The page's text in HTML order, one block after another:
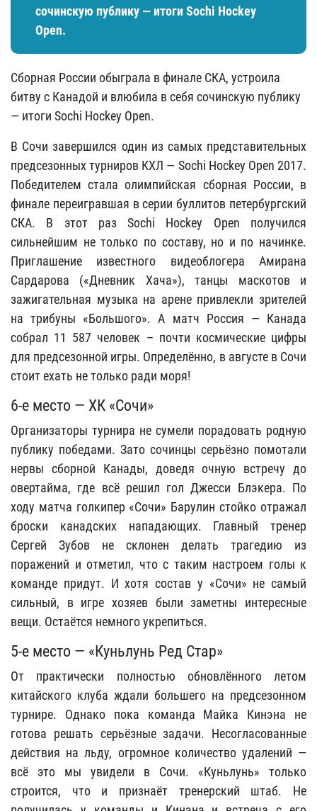
сочинскую публику — итоги Sochi Hockey
Open.
Сборная России обыграла в финале СКА, устроила
битву с Канадой и влюбила в себя сочинскую публику
— итоги Sochi Hockey Open.
В Сочи завершился один из самых представительных
предсезонных турниров КХЛ — Sochi Hockey Open 2017.
Победителем стала олимпийская сборная России, в
финале переигравшая в серии буллитов петербургский
СКА. В этот раз Sochi Hockey Open получился
сильнейшим не только по составу, но и по начинке.
Приглашение известного видеоблогера Амирана
Сардарова («Дневник Хача»), танцы маскотов и
зажигательная музыка на арене привлекли зрителей
на трибуны «Большого». А матч Россия — Канада
собрал 11 587 человек – почти космические цифры
для предсезонной игры. Определённо, в августе в Сочи
стоит ехать не только ради моря!
6-е место — ХК «Сочи»
Организаторы турнира не сумели порадовать родную
публику победами. Зато сочинцы серьёзно помотали
нервы сборной Канады, доведя очную встречу до
овертайма, где всё решил гол Джесси Блэкера. По
ходу матча голкипер «Сочи» Барулин стойко отражал
броски канадских нападающих. Главный тренер
Сергей Зубов не склонен делать трагедию из
поражений и отметил, что с таким настроем голы к
команде придут. И хотя состав у «Сочи» не самый
сильный, в игре хозяев были заметны интересные
вещи. Остаётся немного укрепиться.
5-е место — «Куньлунь Ред Стар»
От практически полностью обновлённого летом
китайского клуба ждали большего на предсезонном
турнире. Однако пока команда Майка Кинэна не
готова решать серьёзные задачи. Несогласованные
действия на льду, огромное количество удалений —
всё это мы увидели в Сочи. «Куньлунь» только
строится, что и признаёт тренерский штаб. Не